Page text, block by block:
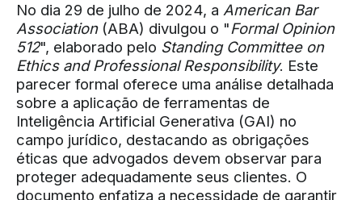
No dia 29 de julho de 2024, a American Bar
Association(ABA) divulgou o "Formal Opinion
512", elaborado pelo Standing Committee on
Ethics and Professional Responsibility. Este
parecer formal oferece uma análise detalhada
sobre a aplicação de ferramentas de
Inteligência Artificial Generativa (GAI) no
campo jurídico, destacando as obrigações
éticas que advogados devem observar para
proteger adequadamente seus clientes. O
documento enfatiza a necessidade de garantir